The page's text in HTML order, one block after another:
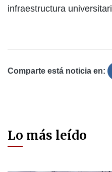
infraestructura
Comparte está noticia en:
Lo más leído